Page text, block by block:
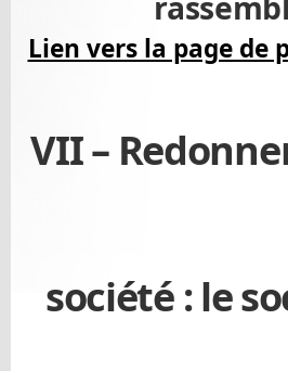
Lien vers la page
VII –
société : le